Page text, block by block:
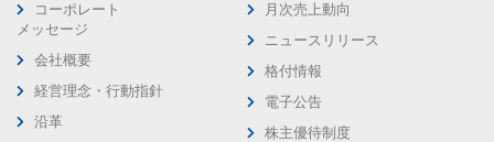
コーポレート
メッセージ
会社概要
経営理念・行動指針
沿革
月次売上動向
ニュースリリース
格付情報
電子公告
株主優待制度